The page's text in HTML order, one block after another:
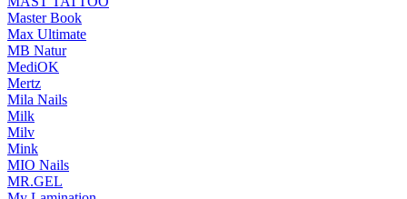
Master Book
Max Ultimate
MB Natur
MediOK
Mertz
Mila Nails
Milk
Milv
Mink
MIO Nails
MR.GEL